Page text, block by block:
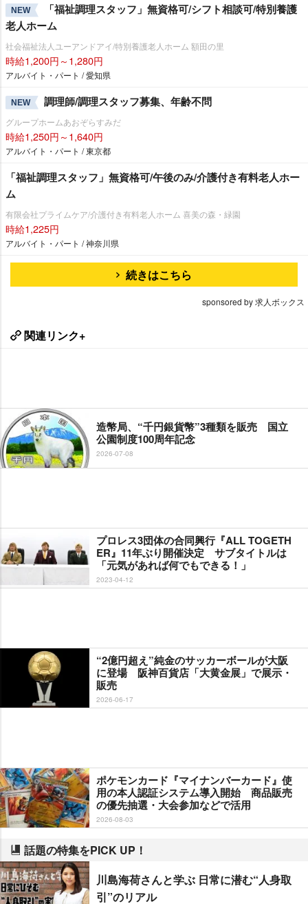
NEW
「福祉調理スタッフ」無資格可/シフト相談可/特別養護
老人ホーム
社会福祉法人ユーアンドアイ/特別養護老人ホーム 額田の里
時給1,200円～1,280円
アルバイト・パート / 愛知県
NEW 調理師/調理スタッフ募集、年齢不問
グループホームあおぞらすみだ
時給1,250円～1,640円
アルバイト・パート / 東京都
「福祉調理スタッフ」無資格可/午後のみ/介護付き有料老人ホー
ム
有限会社プライムケア/介護付き有料老人ホーム 喜美の森・緑園
時給1,225円
アルバイト・パート / 神奈川県
続きはこちら
sponsored by 求人ボックス
関連リンク+
造幣局、“千円銀貨幣”3種類を販売 国立
公園制度100周年記念
2026-07-08
プロレス3団体の合同興行『ALL TOGETH
ER』11年ぶり開催決定 サブタイトルは
「元気があれば何でもできる！」
2023-04-12
“2億円超え”純金のサッカーボールが大阪
に登場 阪神百貨店「大黄金展」で展示・
販売
2026-06-17
ポケモンカード『マイナンバーカード』使
用の本人認証システム導入開始 商品販売
の優先抽選・大会参加などで活用
2026-08-03
話題の特集をPICK UP！
川島海荷さんと学ぶ 日常に潜む“人身取
引”のリアル